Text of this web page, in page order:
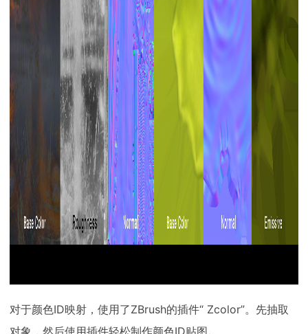
对于颜色ID映射，使用了ZBrush的插件“ Zcolor”。先抽取
对象，然后使用插件轻松制作颜色ID贴图。